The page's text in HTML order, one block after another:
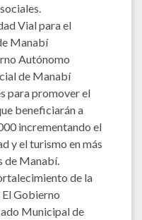
Vial para el
Manabí
Autónomo
de Manabí
para promover el
beneficiarán a
incrementando el
y el turismo en más
de Manabí.
de la
Gobierno
Municipal de